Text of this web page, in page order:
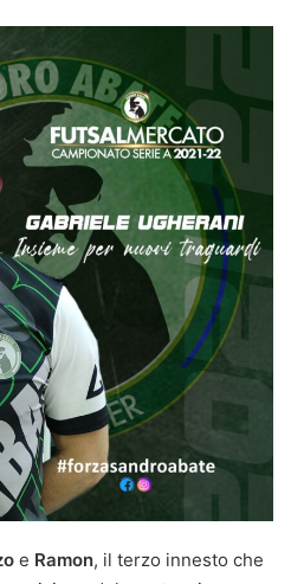
e Ramon, il terzo innesto che